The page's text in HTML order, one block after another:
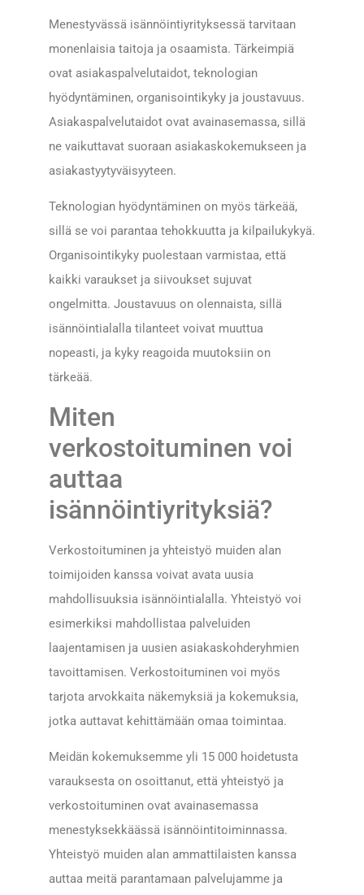
Menestyvässä isännöintiyrityksessä tarvitaan
monenlaisia taitoja ja osaamista. Tärkeimpiä
ovat asiakaspalvelutaidot, teknologian
hyödyntäminen, organisointikyky ja joustavuus.
Asiakaspalvelutaidot ovat avainasemassa, sillä
ne vaikuttavat suoraan asiakaskokemukseen ja
asiakastyytyväisyyteen.
Teknologian hyödyntäminen on myös tärkeää,
sillä se voi parantaa tehokkuutta ja kilpailukykyä.
Organisointikyky puolestaan varmistaa, että
kaikki varaukset ja siivoukset sujuvat
ongelmitta. Joustavuus on olennaista, sillä
isännöintialalla tilanteet voivat muuttua
nopeasti, ja kyky reagoida muutoksiin on
tärkeää.
Miten
verkostoituminen voi
auttaa
isännöintiyrityksiä?
Verkostoituminen ja yhteistyö muiden alan
toimijoiden kanssa voivat avata uusia
mahdollisuuksia isännöintialalla. Yhteistyö voi
esimerkiksi mahdollistaa palveluiden
laajentamisen ja uusien asiakaskohderyhmien
tavoittamisen. Verkostoituminen voi myös
tarjota arvokkaita näkemyksiä ja kokemuksia,
jotka auttavat kehittämään omaa toimintaa.
Meidän kokemuksemme yli 15 000 hoidetusta
varauksesta on osoittanut, että yhteistyö ja
verkostoituminen ovat avainasemassa
menestyksekkäässä isännöintitoiminnassa.
Yhteistyö muiden alan ammattilaisten kanssa
auttaa meitä parantamaan palvelujamme ja